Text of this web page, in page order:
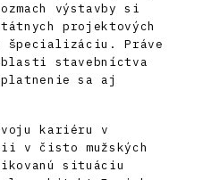
výstavby si
projektových
špecializáciu. Práve
stavebníctva
sa aj
kariéru v
v čisto mužských
situáciu